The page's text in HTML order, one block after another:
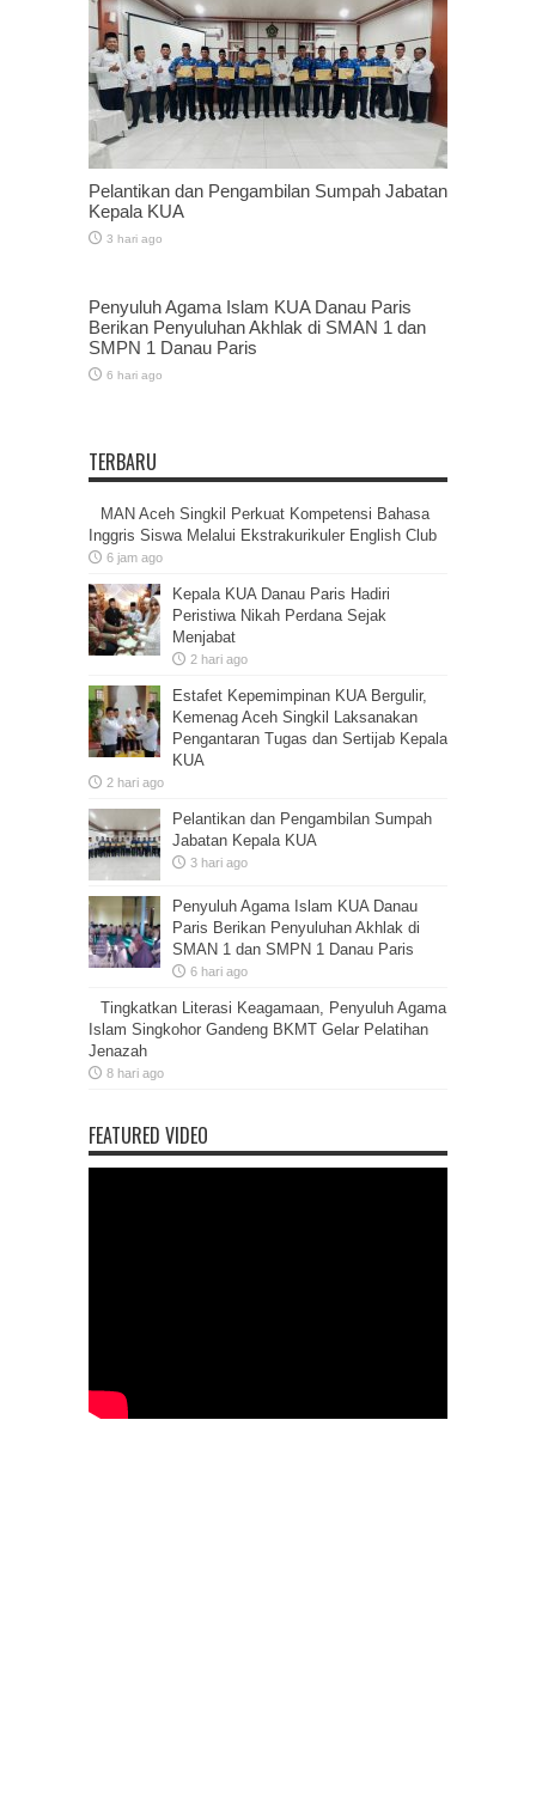
Pelantikan dan Pengambilan Sumpah Jabatan
Kepala KUA
3 hari ago
Penyuluh Agama Islam KUA Danau Paris
Berikan Penyuluhan Akhlak di SMAN 1 dan
SMPN 1 Danau Paris
6 hari ago
TERBARU
MAN Aceh Singkil Perkuat Kompetensi Bahasa
Inggris Siswa Melalui Ekstrakurikuler English Club
6 jam ago
Kepala KUA Danau Paris Hadiri
Peristiwa Nikah Perdana Sejak
Menjabat
2 hari ago
Estafet Kepemimpinan KUA Bergulir,
Kemenag Aceh Singkil Laksanakan
Pengantaran Tugas dan Sertijab Kepala
KUA
2 hari ago
Pelantikan dan Pengambilan Sumpah
Jabatan Kepala KUA
3 hari ago
Penyuluh Agama Islam KUA Danau
Paris Berikan Penyuluhan Akhlak di
SMAN 1 dan SMPN 1 Danau Paris
6 hari ago
Tingkatkan Literasi Keagamaan, Penyuluh Agama
Islam Singkohor Gandeng BKMT Gelar Pelatihan
Jenazah
8 hari ago
FEATURED VIDEO